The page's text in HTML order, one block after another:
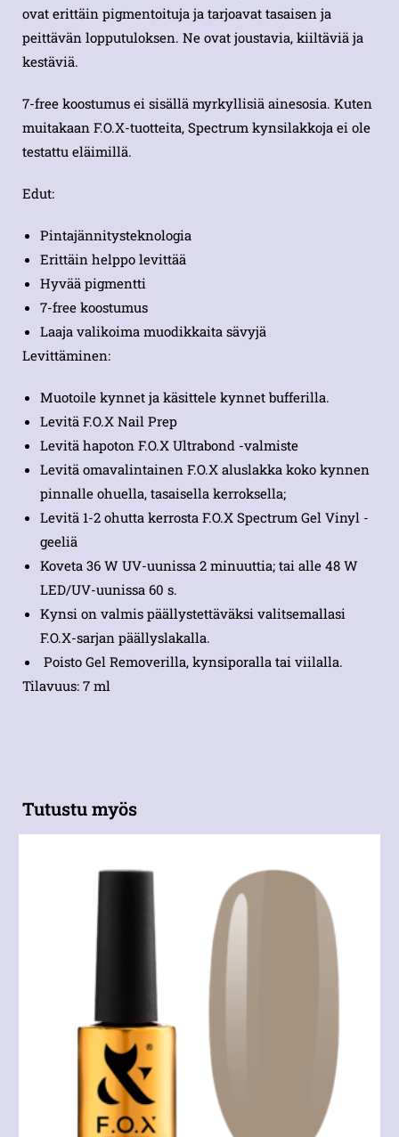
ovat erittäin pigmentoituja ja tarjoavat tasaisen ja
peittävän lopputuloksen. Ne ovat joustavia, kiiltäviä ja
kestäviä.
7-free koostumus ei sisällä myrkyllisiä ainesosia. Kuten
muitakaan F.O.X-tuotteita, Spectrum kynsilakkoja ei ole
testattu eläimillä.
Edut:
Pintajännitysteknologia
Erittäin helppo levittää
Hyvää pigmentti
7-free koostumus
Laaja valikoima muodikkaita sävyjä
Levittäminen:
Muotoile kynnet ja käsittele kynnet bufferilla.
Levitä F.O.X Nail Prep
Levitä hapoton F.O.X Ultrabond -valmiste
Levitä omavalintainen F.O.X aluslakka koko kynnen
pinnalle ohuella, tasaisella kerroksella;
Levitä 1-2 ohutta kerrosta F.O.X Spectrum Gel Vinyl -
geeliä
Koveta 36 W UV-uunissa 2 minuuttia; tai alle 48 W
LED/UV-uunissa 60 s.
Kynsi on valmis päällystettäväksi valitsemallasi
F.O.X-sarjan päällyslakalla.
Poisto Gel Removerilla, kynsiporalla tai viilalla.
Tilavuus: 7 ml
Tutustu myös